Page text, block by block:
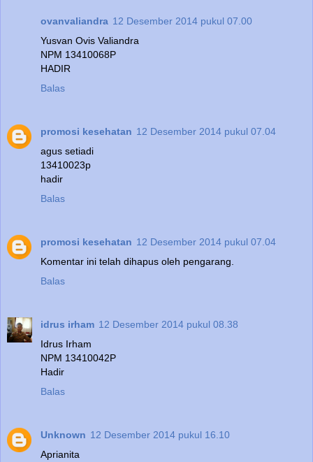
ovanvaliandra 12 Desember 2014 pukul 07.00
Yusvan Ovis Valiandra
NPM 13410068P
HADIR
Balas
promosi kesehatan 12 Desember 2014 pukul 07.04
agus setiadi
13410023p
hadir
Balas
promosi kesehatan 12 Desember 2014 pukul 07.04
Komentar ini telah dihapus oleh pengarang.
Balas
idrus irham 12 Desember 2014 pukul 08.38
Idrus Irham
NPM 13410042P
Hadir
Balas
Unknown 12 Desember 2014 pukul 16.10
Aprianita